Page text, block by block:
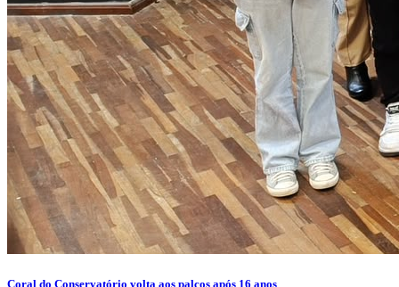
Coral do Conservatório volta aos palcos após 16 anos